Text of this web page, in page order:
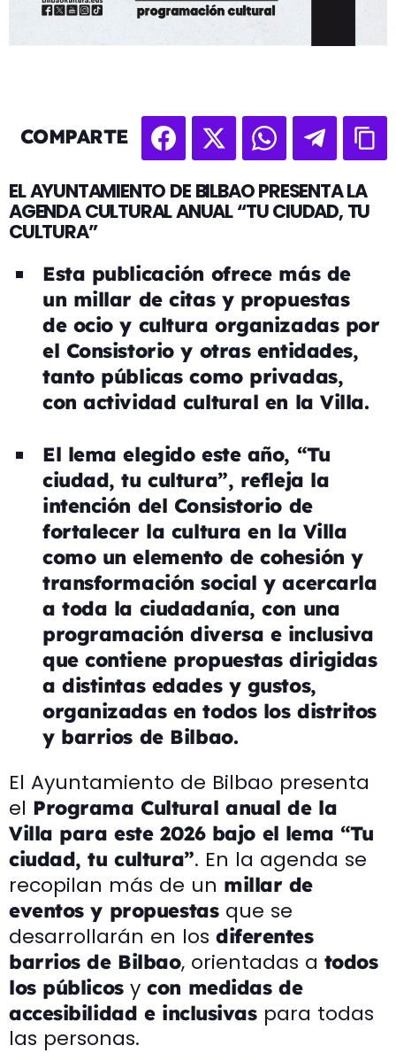
COMPARTE
EL AYUNTAMIENTO DE BILBAO PRESENTA LA
AGENDA CULTURAL ANUAL “TU CIUDAD, TU
CULTURA”
Esta publicación ofrece más de
un millar de citas y propuestas
de ocio y cultura organizadas por
el Consistorio y otras entidades,
tanto públicas como privadas,
con actividad cultural en la Villa.
El lema elegido este año, “Tu
ciudad, tu cultura”, refleja la
intención del Consistorio de
fortalecer la cultura en la Villa
como un elemento de cohesión y
transformación social y acercarla
a toda la ciudadanía, con una
programación diversa e inclusiva
que contiene propuestas dirigidas
a distintas edades y gustos,
organizadas en todos los distritos
y barrios de Bilbao.
El Ayuntamiento de Bilbao presenta
el Programa Cultural anual de la
Villa para este 2026 bajo el lema “Tu
ciudad, tu cultura”. En la agenda se
recopilan más de un millar de
eventos y propuestas que se
desarrollarán en los diferentes
barrios de Bilbao, orientadas a todos
los públicosycon medidas de
accesibilidad e inclusivas para todas
las personas.